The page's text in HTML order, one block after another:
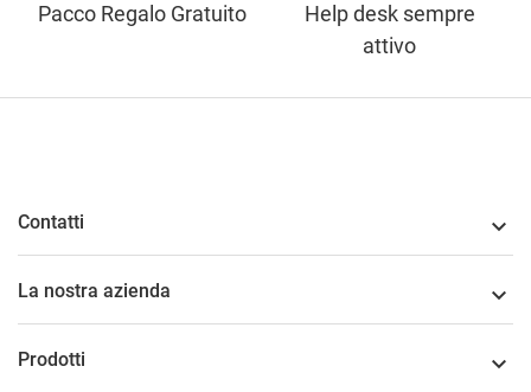
Pacco Regalo Gratuito
Help desk sempre
attivo
Contatti 
La nostra azienda 
Prodotti 